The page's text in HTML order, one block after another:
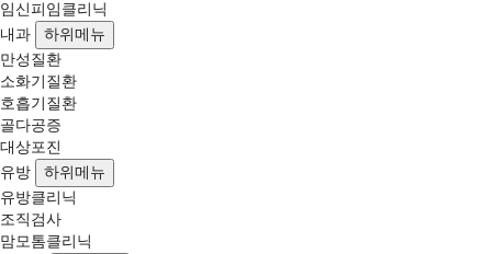
임신피임클리닉
내과
하위메뉴
만성질환
소화기질환
호흡기질환
골다공증
대상포진
유방
하위메뉴
유방클리닉
조직검사
맘모톰클리닉